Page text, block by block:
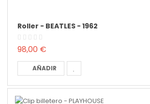
Roller - BEATLES - 1962
98,00 €
AÑADIR